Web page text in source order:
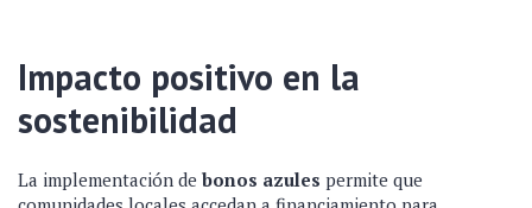
Impacto positivo en la
sostenibilidad
La implementación de bonos azules permite que